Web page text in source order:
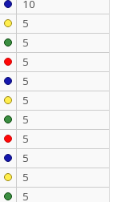
10
5
5
5
5
5
5
5
5
5
5